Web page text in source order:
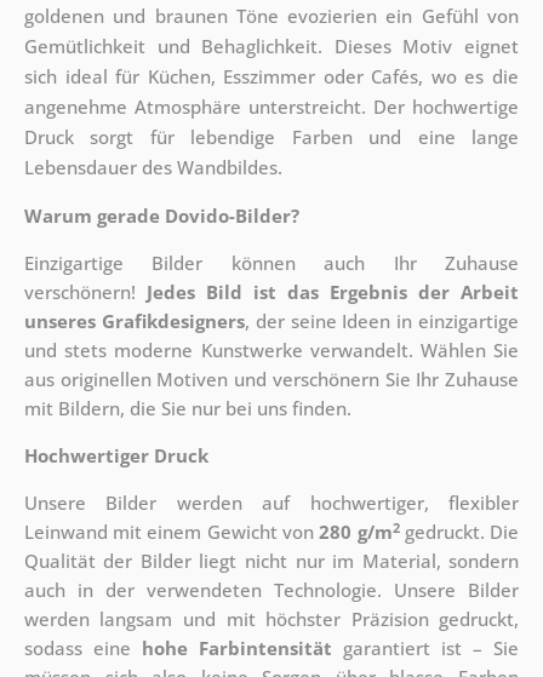
goldenen und braunen Töne evozierien ein Gefühl von
Gemütlichkeit und Behaglichkeit. Dieses Motiv eignet
sich ideal für Küchen, Esszimmer oder Cafés, wo es die
angenehme Atmosphäre unterstreicht. Der hochwertige
Druck sorgt für lebendige Farben und eine lange
Lebensdauer des Wandbildes.
Warum gerade Dovido-Bilder?
Einzigartige Bilder können auch Ihr Zuhause
verschönern! Jedes Bild ist das Ergebnis der Arbeit
unseres Grafikdesigners, der seine Ideen in einzigartige
und stets moderne Kunstwerke verwandelt. Wählen Sie
aus originellen Motiven und verschönern Sie Ihr Zuhause
mit Bildern, die Sie nur bei uns finden.
Hochwertiger Druck
Unsere Bilder werden auf hochwertiger, flexibler
Leinwand mit einem Gewicht von280 g/m2gedruckt. Die
Qualität der Bilder liegt nicht nur im Material, sondern
auch in der verwendeten Technologie. Unsere Bilder
werden langsam und mit höchster Präzision gedruckt,
sodass eine hohe Farbintensität garantiert ist – Sie